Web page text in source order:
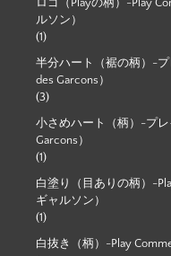
ロゴ（Playの柄）-Play
ルソン）
(1)
半分ハート（裾の柄）-
des Garcons）
(3)
小さめハート（柄）-プレ
Garcons）
(1)
白塗り（目ありの柄）-
ギャルソン）
(1)
白抜き（柄）-Play